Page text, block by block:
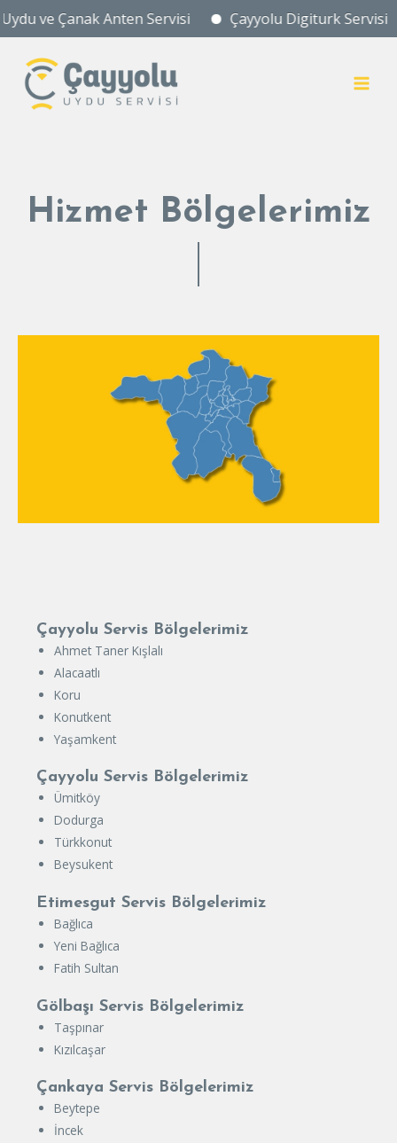
ve Çanak Anten Servisi Çayyolu Digiturk Servisi
Hizmet Bölgelerimiz
Çayyolu Servis Bölgelerimiz
Ahmet Taner Kışlalı
Alacaatlı
Koru
Konutkent
Yaşamkent
Çayyolu Servis Bölgelerimiz
Ümitköy
Dodurga
Türkkonut
Beysukent
Etimesgut Servis Bölgelerimiz
Bağlıca
Yeni Bağlıca
Fatih Sultan
Gölbaşı Servis Bölgelerimiz
Taşpınar
Kızılcaşar
Çankaya Servis Bölgelerimiz
Beytepe
İncek